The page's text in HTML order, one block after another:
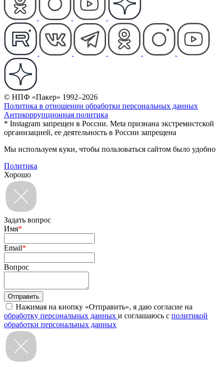
© НПФ «Пакер» 1992–2026
Политика в отношении обработки персональных данных
Антикоррупционная политика
* Instagram запрещен в России. Meta признана экстремистской
организацией, ее деятельность в России запрещена
Мы используем куки, чтобы пользоваться сайтом было удобно
Политика
Хорошо
Задать вопрос
Имя*
Email*
Вопрос
Нажимая на кнопку «Отправить», я даю согласие на
обработку персональных данных и соглашаюсь с политикой
обработки персональных данных